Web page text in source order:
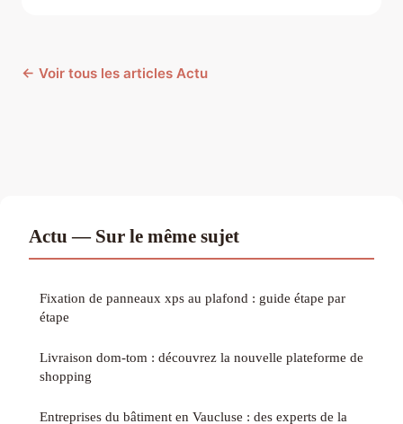
← Voir tous les articles Actu
Actu — Sur le même sujet
Fixation de panneaux xps au plafond : guide étape par
étape
Livraison dom-tom : découvrez la nouvelle plateforme de
shopping
Entreprises du bâtiment en Vaucluse : des experts de la